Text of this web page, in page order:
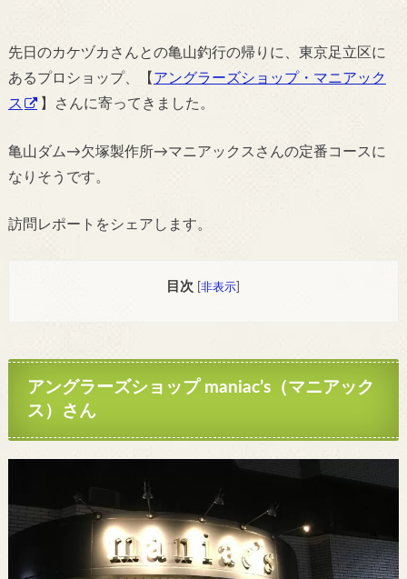
先日のカケヅカさんとの亀山釣行の帰りに、東京足立区に
あるプロショップ、【 アングラーズショップ・マニアック
ス
】さんに寄ってきました。
亀山ダム→欠塚製作所→マニアックスさんの定番コースに
なりそうです。
訪問レポートをシェアします。
目次 [非表示
アングラーズショップ maniac’s（マニアック
ス）さん